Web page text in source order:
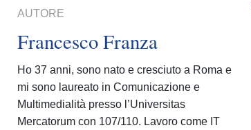
AUTORE
Francesco Franza
Ho 37 anni, sono nato e cresciuto a Roma e
mi sono laureato in Comunicazione e
Multimedialità presso l’Universitas
Mercatorum con 107/110. Lavoro come IT